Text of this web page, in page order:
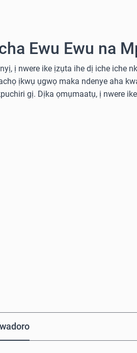
Ewu Ewu na
ị nwere ike ịzụta ihe dị iche iche
ịkwụ ụgwọ maka ndenye aha
gị. Dịka ọmụmaatụ, ị nwere